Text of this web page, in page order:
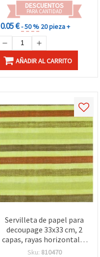
DESCUENTOS
PARA CANTIDAD
0.05 €- 50 % 20 pieza +
AÑADIR AL CARRITO
Servilleta de papel para
decoupage 33x33 cm, 2
capas, rayas horizontales
multicolor (colores
Sku: 810470